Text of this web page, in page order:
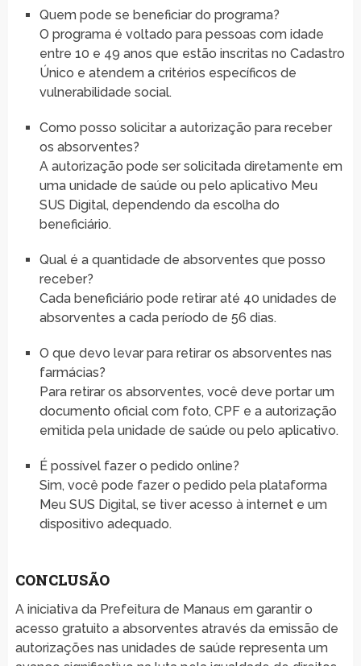
Quem pode se beneficiar do programa?
O programa é voltado para pessoas com idade
entre 10 e 49 anos que estão inscritas no Cadastro
Único e atendem a critérios específicos de
vulnerabilidade social.
Como posso solicitar a autorização para receber
os absorventes?
A autorização pode ser solicitada diretamente em
uma unidade de saúde ou pelo aplicativo Meu
SUS Digital, dependendo da escolha do
beneficiário.
Qual é a quantidade de absorventes que posso
receber?
Cada beneficiário pode retirar até 40 unidades de
absorventes a cada período de 56 dias.
O que devo levar para retirar os absorventes nas
farmácias?
Para retirar os absorventes, você deve portar um
documento oficial com foto, CPF e a autorização
emitida pela unidade de saúde ou pelo aplicativo.
É possível fazer o pedido online?
Sim, você pode fazer o pedido pela plataforma
Meu SUS Digital, se tiver acesso à internet e um
dispositivo adequado.
CONCLUSÃO
A iniciativa da Prefeitura de Manaus em garantir o
acesso gratuito a absorventes através da emissão de
autorizações nas unidades de saúde representa um